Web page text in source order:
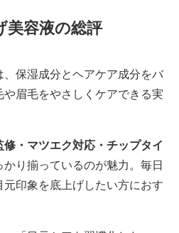
美容液の総評
、保湿成分とヘアケア成分をバ
眉毛をやさしくケアできる実
修・マツエク対応・チップタイ
り揃っているのが魅力。毎日
印象を底上げしたい方におす